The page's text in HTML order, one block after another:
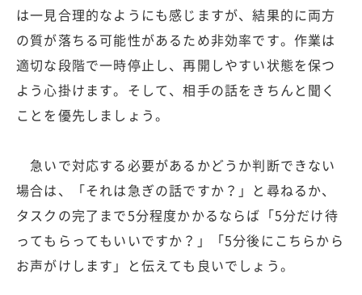
は一見合理的なようにも感じますが、結果的に両方
の質が落ちる可能性があるため非効率です。作業は
適切な段階で一時停止し、再開しやすい状態を保つ
よう心掛けます。そして、相手の話をきちんと聞く
ことを優先しましょう。
急いで対応する必要があるかどうか判断できない
場合は、「それは急ぎの話ですか？」と尋ねるか、
タスクの完了まで5分程度かかるならば「5分だけ待
ってもらってもいいですか？」「5分後にこちらから
お声がけします」と伝えても良いでしょう。